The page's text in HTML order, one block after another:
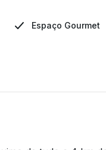
Espaço Gourmet